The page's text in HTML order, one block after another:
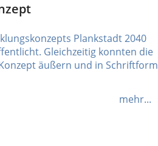
Plankstadt 2040
Gleichzeitig konnten die
äußern und in Schriftform
mehr...